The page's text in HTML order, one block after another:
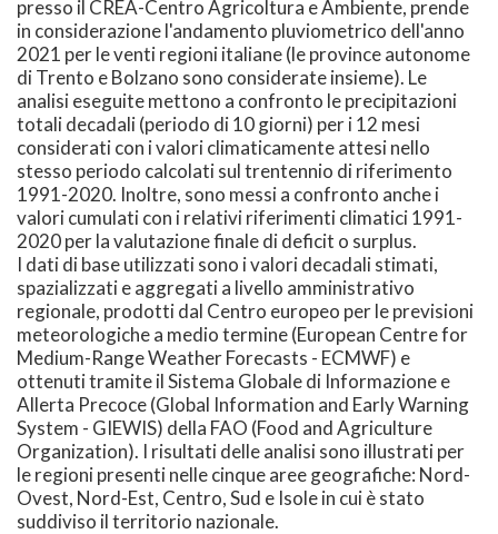
presso il CREA-Centro Agricoltura e Ambiente, prende
in considerazione l'andamento pluviometrico dell'anno
2021 per le venti regioni italiane (le province autonome
di Trento e Bolzano sono considerate insieme). Le
analisi eseguite mettono a confronto le precipitazioni
totali decadali (periodo di 10 giorni) per i 12 mesi
considerati con i valori climaticamente attesi nello
stesso periodo calcolati sul trentennio di riferimento
1991-2020. Inoltre, sono messi a confronto anche i
valori cumulati con i relativi riferimenti climatici 1991-
2020 per la valutazione finale di deficit o surplus.
I dati di base utilizzati sono i valori decadali stimati,
spazializzati e aggregati a livello amministrativo
regionale, prodotti dal Centro europeo per le previsioni
meteorologiche a medio termine (European Centre for
Medium-Range Weather Forecasts - ECMWF) e
ottenuti tramite il Sistema Globale di Informazione e
Allerta Precoce (Global Information and Early Warning
System - GIEWIS) della FAO (Food and Agriculture
Organization). I risultati delle analisi sono illustrati per
le regioni presenti nelle cinque aree geografiche: Nord-
Ovest, Nord-Est, Centro, Sud e Isole in cui è stato
suddiviso il territorio nazionale.